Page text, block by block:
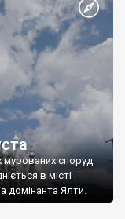
мурованих споруд
в місті
домінанта Ялти.